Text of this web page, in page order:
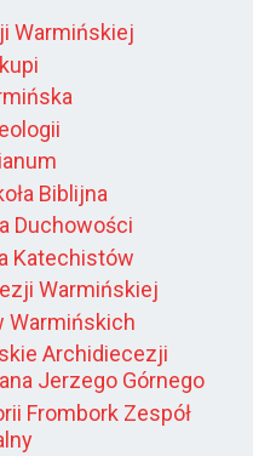
Warmińskiej
Biblijna
Duchowości
Katechistów
Warmińskiej
Warmińskich
Archidiecezji
Jerzego Górnego
Frombork Zespół